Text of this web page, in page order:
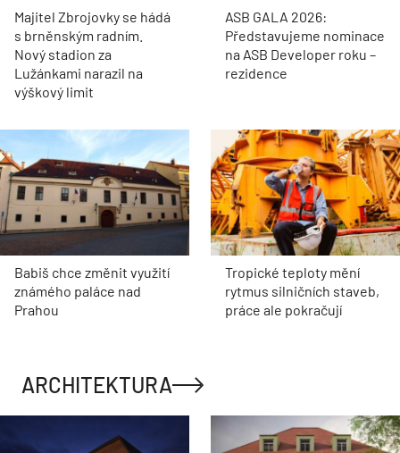
Majitel Zbrojovky se hádá
s brněnským radním.
Nový stadion za
Lužánkami narazil na
výškový limit
ASB GALA 2026:
Představujeme nominace
na ASB Developer roku –
rezidence
Babiš chce změnit využití
známého paláce nad
Prahou
Tropické teploty mění
rytmus silničních staveb,
práce ale pokračují
ARCHITEKTURA